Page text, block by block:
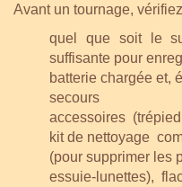
Avant un tournage,
quel que soit le
suffisante pour
batterie chargée et,
secours
accessoires
kit de nettoyage
(pour supprimer les
essuie-lunettes),